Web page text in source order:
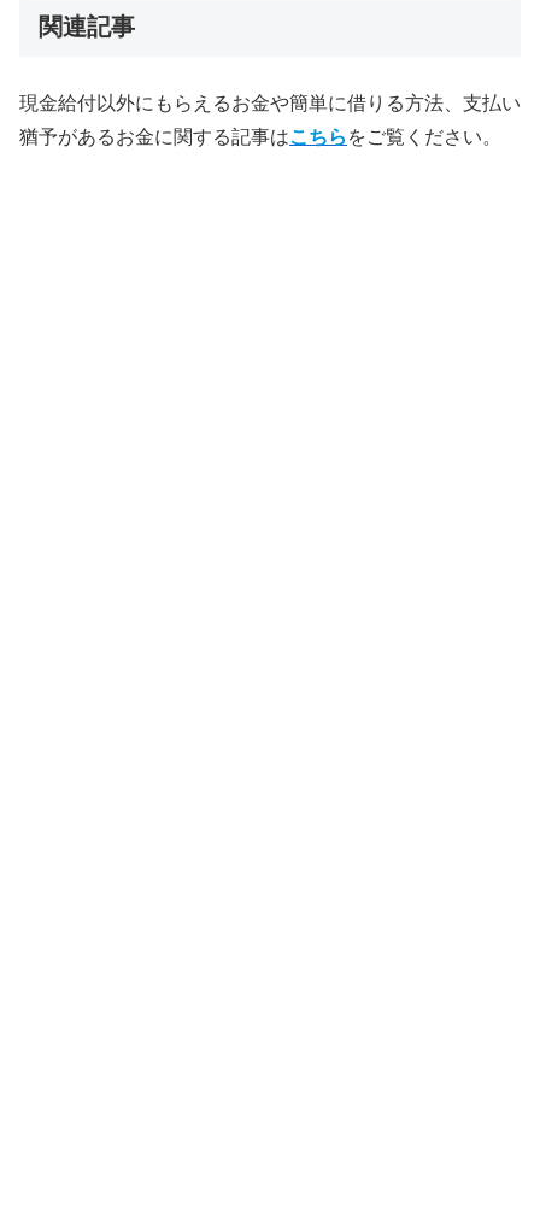
関連記事
現金給付以外にもらえるお金や簡単に借りる方法、支払い
猶予があるお金に関する記事はこちら をご覧ください。